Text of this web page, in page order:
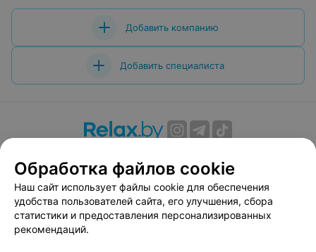
Добавить компанию
Добавить специалиста
Вакансии
Публичный договор
Способы оплаты
Публичный договор по использованию сервиса
«Афиша»
Пользовательское соглашение
Обработка файлов cookie
Наш сайт использует файлы cookie для обеспечения
удобства пользователей сайта, его улучшения, сбора
статистики и предоставления персонализированных
рекомендаций.